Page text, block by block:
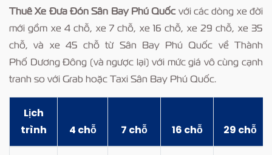
Thuê Xe Đưa Đón Sân Bay Phú Quốc với các dòng xe đời
mới gồm xe 4 chỗ, xe 7 chỗ, xe 16 chỗ, xe 29 chỗ, xe 35
chỗ, và xe 45 chỗ từ Sân Bay Phú Quốc về Thành
Phố Dương Đông (và ngược lại) với mức giá vô cùng cạnh
tranh so với Grab hoặc Taxi Sân Bay Phú Quốc.
Lịch
trình
4 chỗ 7 chỗ 16 chỗ 29 chỗ